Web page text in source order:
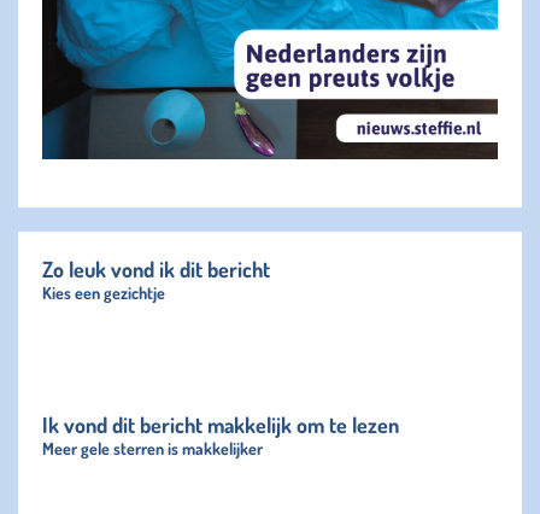
Zo leuk vond ik dit bericht
Kies een gezichtje
Ik vond dit bericht makkelijk om te lezen
Meer gele sterren is makkelijker